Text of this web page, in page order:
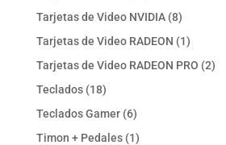
productos
Tarjetas de Video NVIDIA 88
productos
Tarjetas de Video RADEON 11
producto
Tarjetas de Video RADEON PRO 22
Teclados 1818
productos
Teclados Gamer 66
productos
Timon + Pedales 11